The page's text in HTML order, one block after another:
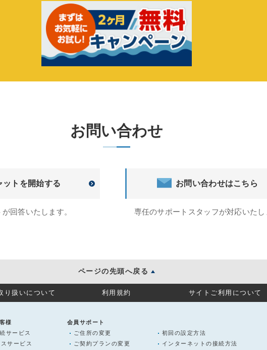
お問い合わせ
ットを開始する
回答いたします。
お問い合わせはこちら
専任のサポートスタッフが対応いたし
ページの先頭へ戻る
り扱いについて 利用規約 サイトご利用について
様
サービス
サービス
会員サポート
ご住所の変更
ご契約プランの変更
初回の設定方法
インターネットの接続方法